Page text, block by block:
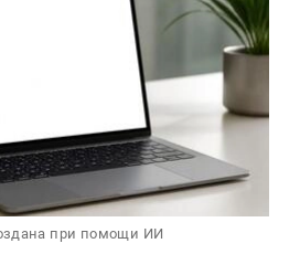
при помощи ИИ